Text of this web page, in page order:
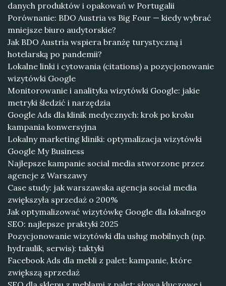
danych produktów i opakowań w Portugalii
Porównanie: BDO Austria vs Big Four — kiedy wybrać
mniejsze biuro audytorskie?
Jak BDO Austria wspiera branżę turystyczną i
hotelarską po pandemii?
Lokalne linki i cytowania (citations) a pozycjonowanie
wizytówki Google
Monitorowanie i analityka wizytówki Google: jakie
metryki śledzić i narzędzia
Google Ads dla klinik medycznych: krok po kroku
kampania konwersyjna
Lokalny marketing kliniki: optymalizacja wizytówki
Google My Business
Najlepsze kampanie social media stworzone przez
agencje z Warszawy
Case study: jak warszawska agencja social media
zwiększyła sprzedaż o 200%
Jak optymalizować wizytówkę Google dla lokalnego
SEO: najlepsze praktyki 2025
Pozycjonowanie wizytówki dla usług mobilnych (np.
hydraulik, serwis): taktyki
Facebook Ads dla mebli z palet: kampanie, które
zwiększą sprzedaż